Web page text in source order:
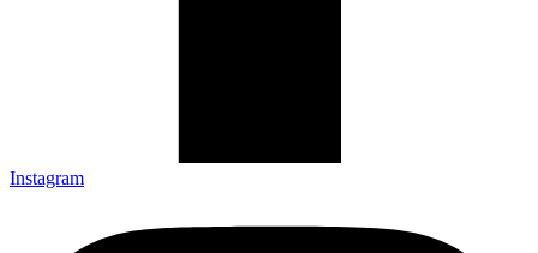
Instagram